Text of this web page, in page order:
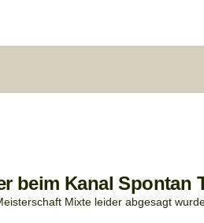
beim Kanal Spontan
Mixte leider abgesagt